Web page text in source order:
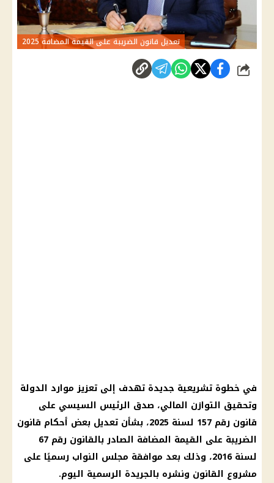
تعديل قانون الضريبة على القيمة المضافة 2025
شارك
في خطوة تشريعية جديدة تهدف إلى تعزيز موارد الدولة
وتحقيق التوازن المالي، صدق الرئيس السيسي على
قانون رقم 157 لسنة 2025، بشأن تعديل بعض أحكام قانون
الضريبة على القيمة المضافة الصادر بالقانون رقم 67
لسنة 2016، وذلك بعد موافقة مجلس النواب رسميًا على
مشروع القانون ونشره بالجريدة الرسمية اليوم.